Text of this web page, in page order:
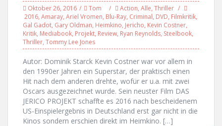
Oktober 26, 2016 Tom Action, Alle, Thriller
2016, Amaray, Ariel Vromen, Blu-Ray, Criminal, DVD, Filmkritik,
Gal Gadot, Gary Oldman, Heimkino, Jericho, Kevin Costner,
Kritik, Mediabook, Projekt, Review, Ryan Reynolds, Steelbook,
Thriller, Tommy Lee Jones
Autor: Dominik Starck Kevin Costner war vor allem in
den 1990er Jahren ein Superstar, der praktisch einen
Hit nach dem anderen drehte, wofür er u.a. mit zwei
Oscars ausgezeichnet wurde. Sein neuster Film DAS
JERICO PROJEKT schaffte es 2016 nach bescheidenem
US-Einspielergebnis in Deutschland erst gar nicht in die
Kinos sondern erschien direkt im Heimkino. […]